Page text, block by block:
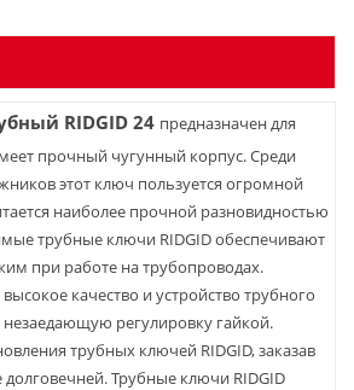
RIDGID 24 предназначен для
прочный чугунный корпус. Среди
этот ключ пользуется огромной
наиболее прочной разновидностью
трубные ключи RIDGID обеспечивают
при работе на трубопроводах.
качество и устройство трубного
регулировку гайкой.
трубных ключей RIDGID, заказав
долговечней. Трубные ключи RIDGID